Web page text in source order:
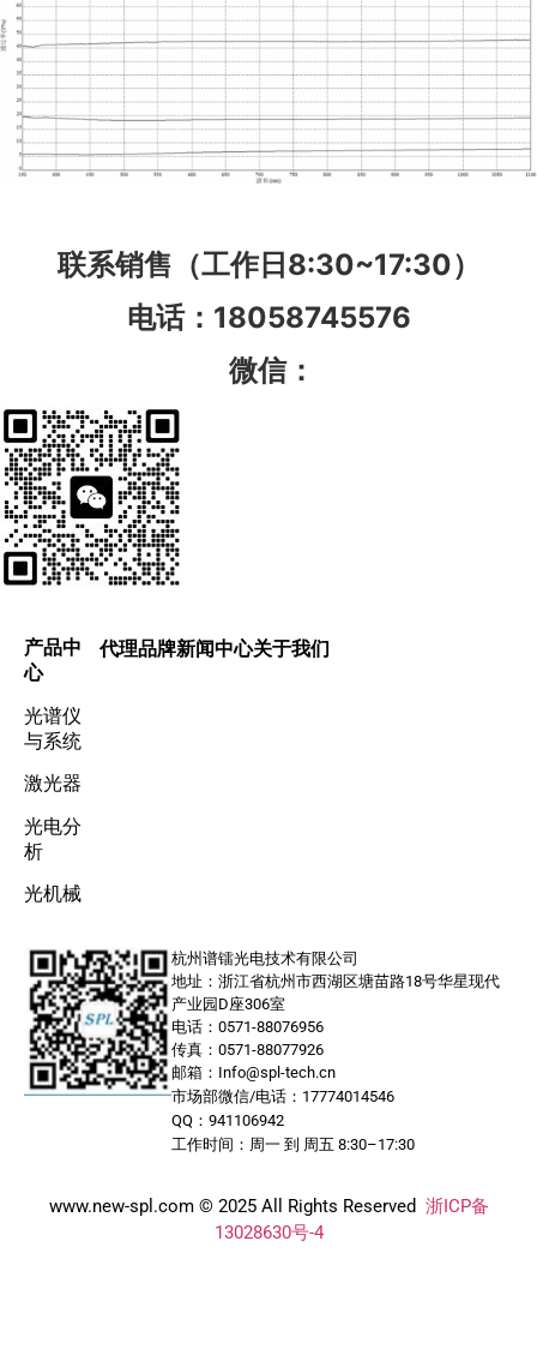
联系销售（工作日8:30~17:30）
电话：18058745576
微信：
产品中
心
光谱仪
与系统
激光器
光电分
析
光机械
代理品牌新闻中心关于我们
杭州谱镭光电技术有限公司
地址：浙江省杭州市西湖区塘苗路18号华星现代
产业园D座306室
电话：0571-88076956
传真：0571-88077926
邮箱：Info@spl-tech.cn
市场部微信/电话：17774014546
QQ：941106942
工作时间：周一 到 周五 8:30–17:30
www.new-spl.com © 2025 All Rights Reserved 浙ICP备
13028630号-4